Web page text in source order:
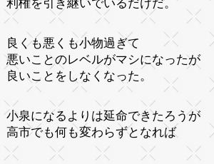
利権を引き継いでいるだけだ。
良くも悪くも小物過ぎて
悪いことのレベルがマシになったが
良いことをしなくなった。
小泉になるよりは延命できたろうが
高市でも何も変わらずとなれば